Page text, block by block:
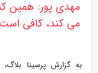
مهدی پور: همین
می کند، کافی است
به گزارش پرسینا